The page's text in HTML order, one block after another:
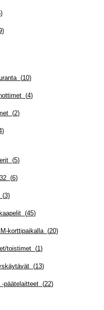
)
)
(10)
(4)
(2)
)
(5)
(6)
(3)
(45)
korttipaikalla(20)
toistimet(1)
(13)
päätelaitteet(22)